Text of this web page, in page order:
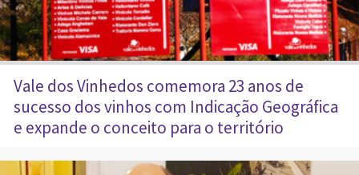
Vale dos Vinhedos comemora 23 anos de
sucesso dos vinhos com Indicação Geográfica
e expande o conceito para o território